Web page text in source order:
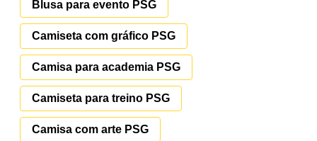
Blusa para evento PSG
Camiseta com gráfico PSG
Camisa para academia PSG
Camiseta para treino PSG
Camisa com arte PSG